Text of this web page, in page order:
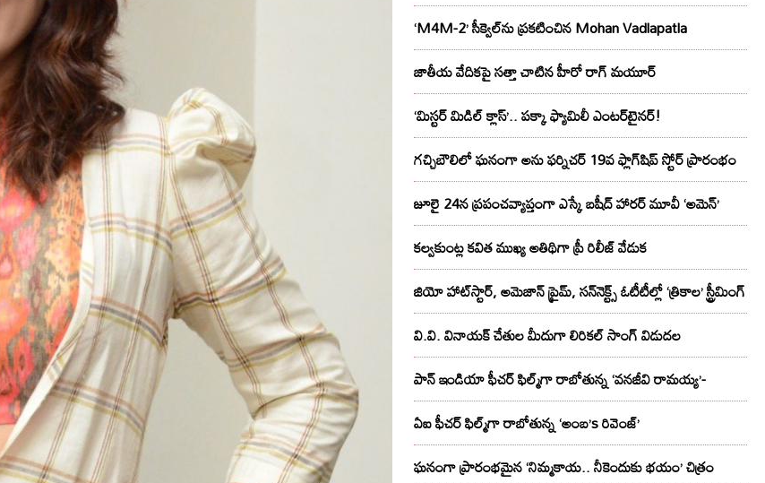
‘M4M-2’ సీక్వెల్‌ను ప్రకటించిన Mohan Vadlapatla
జాతీయ వేదికపై సత్తా చాటిన హీరో రాగ్ మయూర్‌
‘మిస్టర్ మిడిల్ క్లాస్’.. పక్కా ఫ్యామిలీ ఎంటర్‌టైనర్!
గచ్చిబౌలిలో ఘనంగా అను ఫర్నిచర్ 19వ ఫ్లాగ్‌షిప్ స్టోర్ ప్రారంభం
జూలై 24న ప్రపంచవ్యాప్తంగా ఎస్కే బషీద్‌ హారర్ మూవీ ‘అమెన్’
కల్వకుంట్ల కవిత ముఖ్య అతిథిగా ప్రీ రిలీజ్ వేడుక
జియో హాట్‌స్టార్, అమెజాన్ ప్రైమ్, సన్‌నెక్ట్స్ ఓటీటీల్లో ‘త్రికాల’ స్ట్రీమింగ్
వి.వి. వినాయక్ చేతుల మీదుగా లిరికల్ సాంగ్ విడుదల
పాన్ ఇండియా ఫీచర్ ఫిల్మ్‌గా రాబోతున్న ‘వనజీవి రామయ్య’-
ఏఐ ఫీచర్ ఫిల్మ్‌గా రాబోతున్న ‘అంబ’s రివెంజ్’
ఘనంగా ప్రారంభమైన ‘నిమ్మకాయ.. నీకెందుకు భయం’ చిత్రం